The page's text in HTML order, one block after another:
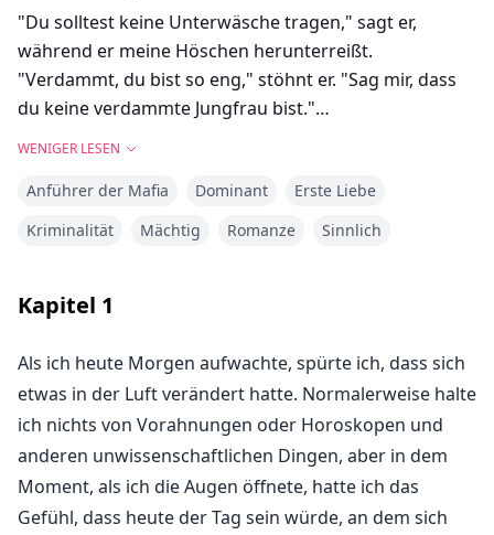
"Du solltest keine Unterwäsche tragen," sagt er,
während er meine Höschen herunterreißt.
"Verdammt, du bist so eng," stöhnt er. "Sag mir, dass
du keine verdammte Jungfrau bist."
Kommen."
"Leg dich aufs Bett," befiehlt er.
"Leg deine Hände über den Kopf. Halte dich am
Oh mein Gott. Ich greife nach oben und halte mich am
Kopfteil fest, wie er es angewiesen hat, und Julian
macht kurzen Prozess, indem er seine verlassene
Krawatte nimmt und meine Handgelenke daran
fesselt.
"Bring mich zum Kommen," flüstere ich.
WENIGER LESEN
Anführer der Mafia Dominant
Erste Liebe
Kriminalität
Mächtig Romanze Sinnlich
Kapitel 1
Als ich heute Morgen aufwachte, spürte ich, dass sich
etwas in der Luft verändert hatte. Normalerweise halte
ich nichts von Vorahnungen oder Horoskopen und
anderen unwissenschaftlichen Dingen, aber in dem
Moment, als ich die Augen öffnete, hatte ich das
Gefühl, dass heute der Tag sein würde, an dem sich